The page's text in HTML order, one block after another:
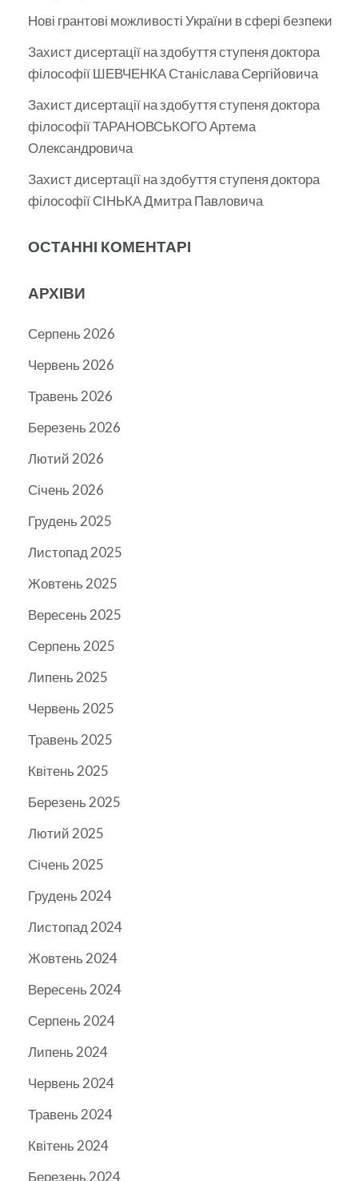
Нові грантові можливості України в сфері безпеки
Захист дисертації на здобуття ступеня доктора
філософії ШЕВЧЕНКА Станіслава Сергійовича
Захист дисертації на здобуття ступеня доктора
філософії ТАРАНОВСЬКОГО Артема
Олександровича
Захист дисертації на здобуття ступеня доктора
філософії СІНЬКА Дмитра Павловича
ОСТАННІ КОМЕНТАРІ
АРХІВИ
Серпень 2026
Червень 2026
Травень 2026
Березень 2026
Лютий 2026
Січень 2026
Грудень 2025
Листопад 2025
Жовтень 2025
Вересень 2025
Серпень 2025
Липень 2025
Червень 2025
Травень 2025
Квітень 2025
Березень 2025
Лютий 2025
Січень 2025
Грудень 2024
Листопад 2024
Жовтень 2024
Вересень 2024
Серпень 2024
Липень 2024
Червень 2024
Травень 2024
Квітень 2024
Березень 2024